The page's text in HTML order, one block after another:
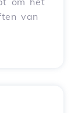
van